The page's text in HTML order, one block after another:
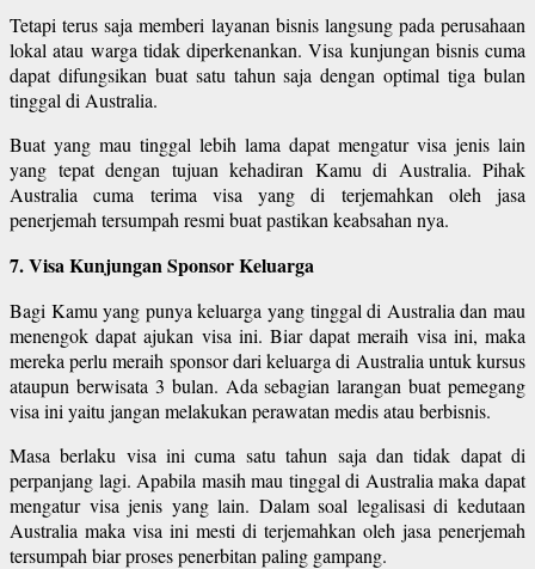
Tetapi terus saja memberi layanan bisnis langsung pada perusahaan
lokal atau warga tidak diperkenankan. Visa kunjungan bisnis cuma
dapat difungsikan buat satu tahun saja dengan optimal tiga bulan
tinggal di Australia.
Buat yang mau tinggal lebih lama dapat mengatur visa jenis lain
yang tepat dengan tujuan kehadiran Kamu di Australia. Pihak
Australia cuma terima visa yang di terjemahkan oleh jasa
penerjemah tersumpah resmi buat pastikan keabsahan nya.
7. Visa Kunjungan Sponsor Keluarga
Bagi Kamu yang punya keluarga yang tinggal di Australia dan mau
menengok dapat ajukan visa ini. Biar dapat meraih visa ini, maka
mereka perlu meraih sponsor dari keluarga di Australia untuk kursus
ataupun berwisata 3 bulan. Ada sebagian larangan buat pemegang
visa ini yaitu jangan melakukan perawatan medis atau berbisnis.
Masa berlaku visa ini cuma satu tahun saja dan tidak dapat di
perpanjang lagi. Apabila masih mau tinggal di Australia maka dapat
mengatur visa jenis yang lain. Dalam soal legalisasi di kedutaan
Australia maka visa ini mesti di terjemahkan oleh jasa penerjemah
tersumpah biar proses penerbitan paling gampang.